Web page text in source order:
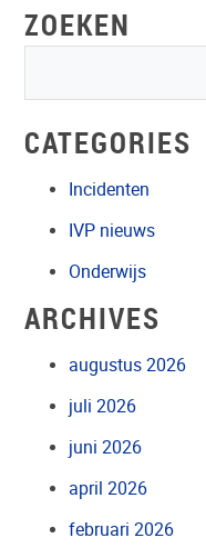
ZOEKEN
CATEGORIES
Incidenten
IVP nieuws
Onderwijs
ARCHIVES
augustus 2026
juli 2026
juni 2026
april 2026
februari 2026